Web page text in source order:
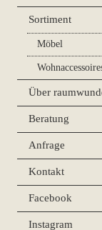
Sortiment
Möbel
Über
Beratung
Anfrage
Kontakt
Facebook
Instagram